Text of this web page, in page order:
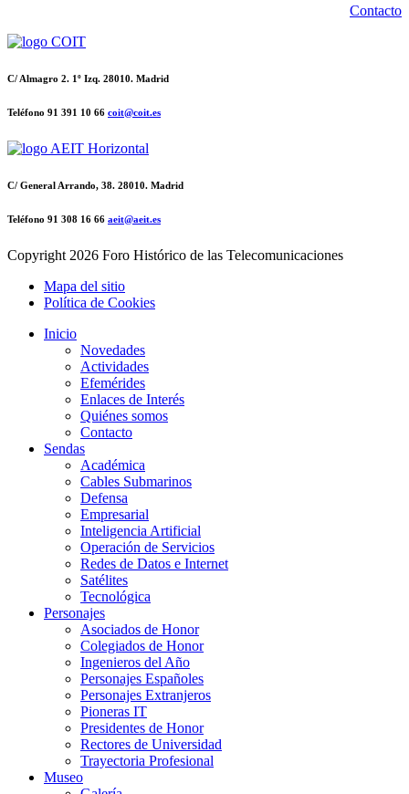
Contacto
C/ Almagro 2. 1º Izq. 28010. Madrid
Teléfono 91 391 10 66 coit@coit.es
C/ General Arrando, 38. 28010. Madrid
Teléfono 91 308 16 66 aeit@aeit.es
Copyright 2026 Foro Histórico de las Telecomunicaciones
Mapa del sitio
Política de Cookies
Inicio
Novedades
Actividades
Efemérides
Enlaces de Interés
Quiénes somos
Contacto
Sendas
Académica
Cables Submarinos
Defensa
Empresarial
Inteligencia Artificial
Operación de Servicios
Redes de Datos e Internet
Satélites
Tecnológica
Personajes
Asociados de Honor
Colegiados de Honor
Ingenieros del Año
Personajes Españoles
Personajes Extranjeros
Pioneras IT
Presidentes de Honor
Rectores de Universidad
Trayectoria Profesional
Museo